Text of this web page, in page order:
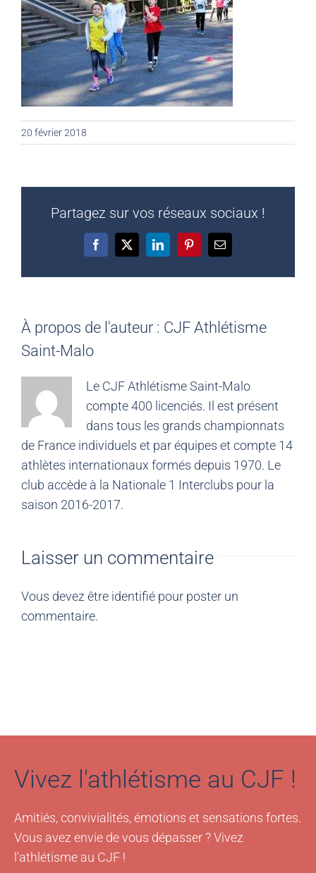
20 février 2018
Partagez sur vos réseaux sociaux !
Facebook
X LinkedInPinterestEmail
À propos de l'auteur : CJF Athlétisme
Saint-Malo
Le CJF Athlétisme Saint-Malo
compte 400 licenciés. Il est présent
dans tous les grands championnats
de France individuels et par équipes et compte 14
athlètes internationaux formés depuis 1970. Le
club accède à la Nationale 1 Interclubs pour la
saison 2016-2017.
Laisser un commentaire
Vous devez être identifié pour poster un
commentaire.
Vivez l'athlétisme au CJF !
Amitiés, convivialités, émotions et sensations fortes.
Vous avez envie de vous dépasser ? Vivez
l'athlétisme au CJF !